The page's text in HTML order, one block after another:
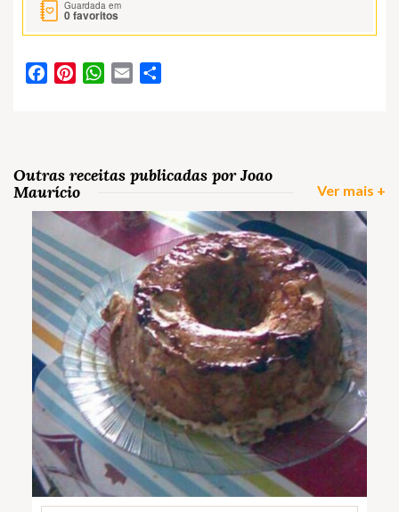
Guardada em
0favoritos
FacebookPinterestWhatsApp
Email
Outras receitas publicadas por Joao
Maurício
Ver mais +